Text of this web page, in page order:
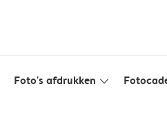
Foto's afdrukken slim_arrow_down